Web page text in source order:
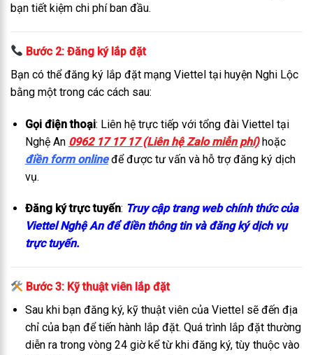
bạn tiết kiệm chi phí ban đầu.
Bước 2: Đăng ký lắp đặt
Bạn có thể đăng ký lắp đặt mạng Viettel tại huyện Nghi Lộc
bằng một trong các cách sau:
Gọi điện thoại: Liên hệ trực tiếp với tổng đài Viettel tại
Nghệ An 0962 17 17 17 (Liên hệ Zalo miễn phí)hoặc
điền form onlineđể được tư vấn và hỗ trợ đăng ký dịch
vụ.
Đăng ký trực tuyến: Truy cập trang web chính thức của
Viettel Nghệ An để điền thông tin và đăng ký dịch vụ
trực tuyến.
Bước 3: Kỹ thuật viên lắp đặt
Sau khi bạn đăng ký, kỹ thuật viên của Viettel sẽ đến địa
chỉ của bạn để tiến hành lắp đặt. Quá trình lắp đặt thường
diễn ra trong vòng 24 giờ kể từ khi đăng ký, tùy thuộc vào